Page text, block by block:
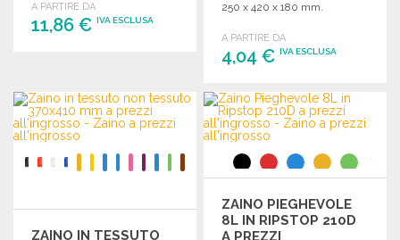
A PARTIRE DA
11,86 € IVA ESCLUSA
Richiedi un preventivo
250 x 420 x 180 mm.
A PARTIRE DA
4,04 €IVA ESCLUSA
ORDINARE
Richiedi un preventivo
ZAINO IN TESSUTO
ZAINO PIEGHEVOLE
8L IN RIPSTOP 210D
A PREZZI